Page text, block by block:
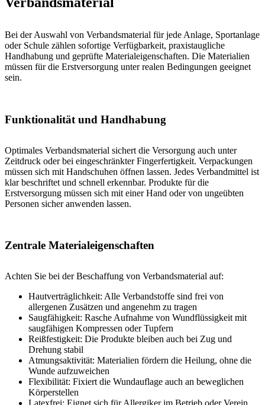
Bei der Auswahl von Verbandsmaterial für jede Anlage, Sportanlage
oder Schule zählen sofortige Verfügbarkeit, praxistaugliche
Handhabung und geprüfte Materialeigenschaften. Die Materialien
müssen für die Erstversorgung unter realen Bedingungen geeignet
sein.
Funktionalität und Handhabung
Optimales Verbandsmaterial sichert die Versorgung auch unter
Zeitdruck oder bei eingeschränkter Fingerfertigkeit. Verpackungen
müssen sich mit Handschuhen öffnen lassen. Jedes Verbandmittel ist
klar beschriftet und schnell erkennbar. Produkte für die
Erstversorgung müssen sich mit einer Hand oder von ungeübten
Personen sicher anwenden lassen.
Zentrale Materialeigenschaften
Achten Sie bei der Beschaffung von Verbandsmaterial auf:
Hautverträglichkeit: Alle Verbandstoffe sind frei von
allergenen Zusätzen und angenehm zu tragen
Saugfähigkeit: Rasche Aufnahme von Wundflüssigkeit mit
saugfähigen Kompressen oder Tupfern
Reißfestigkeit: Die Produkte bleiben auch bei Zug und
Drehung stabil
Atmungsaktivität: Materialien fördern die Heilung, ohne die
Wunde aufzuweichen
Flexibilität: Fixiert die Wundauflage auch an beweglichen
Körperstellen